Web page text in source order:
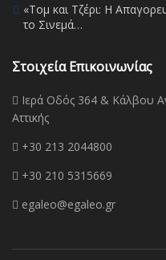
«Τομ και Τζέρι: Η
το Σινεμά…
Στοιχεία Επικοινωνίας
Ιερά Οδός 364 & Κάλβου
Αττικής
+30 213 2044800
+30 210 5315669
egaleo@egaleo.gr